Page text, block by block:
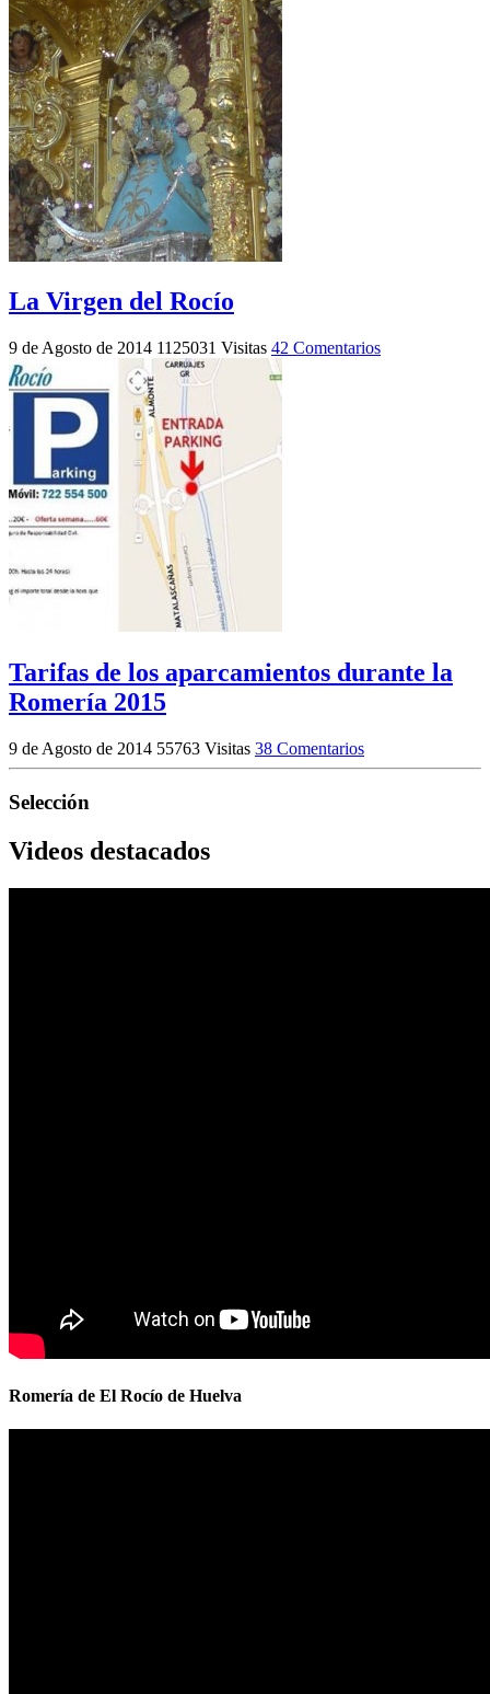
La Virgen del Rocío
9 de Agosto de 2014 1125031 Visitas 42 Comentarios
Tarifas de los aparcamientos durante la
Romería 2015
9 de Agosto de 2014 55763 Visitas 38 Comentarios
Selección
Videos destacados
Romería de El Rocío de Huelva